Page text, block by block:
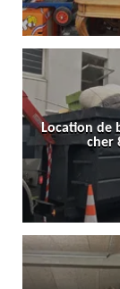
Location de
cher